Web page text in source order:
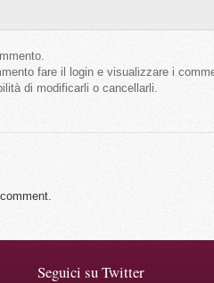
fare il login e visualizzare i
di modificarli o cancellarli.
Seguici su Twitter